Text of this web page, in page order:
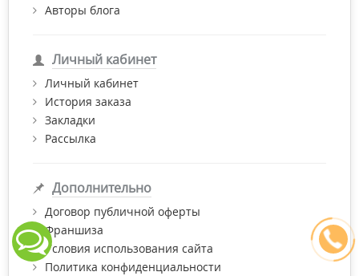
Авторы блога
Личный кабинет
Личный кабинет
История заказа
Закладки
Рассылка
Дополнительно
Договор публичной оферты
Франшиза
Условия использования сайта
Политика конфиденциальности